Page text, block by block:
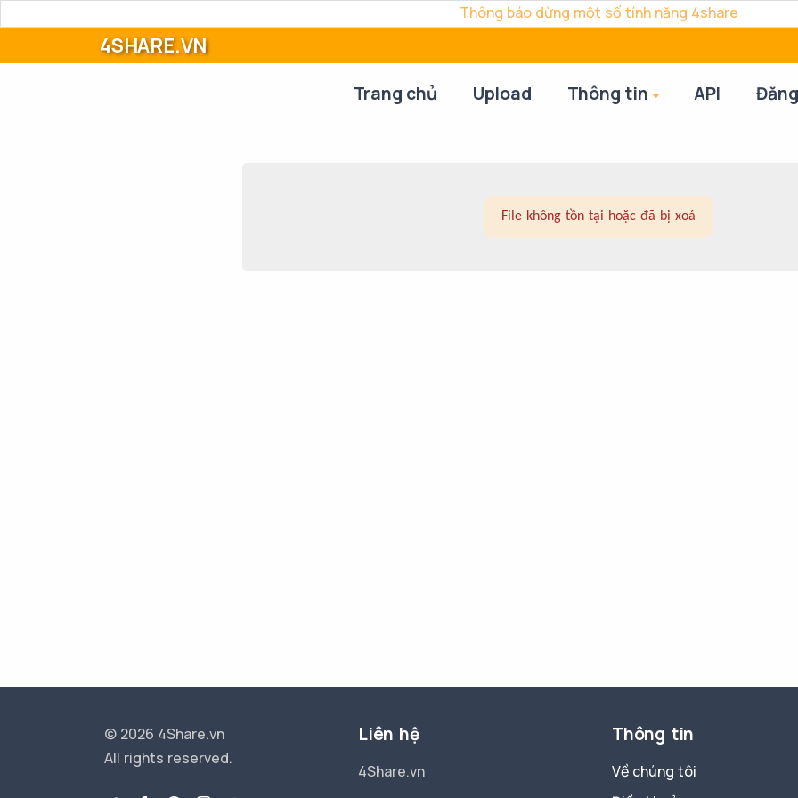
Thông báo dừng một số tính năng 4share
4SHARE.VN
Trang chủ Upload Thông tin API
File không tồn tại hoặc đã bị xoá
© 2026 4Share.vn
All rights reserved.
Liên hệ
4Share.vn
Thông tin
Về chúng tôi